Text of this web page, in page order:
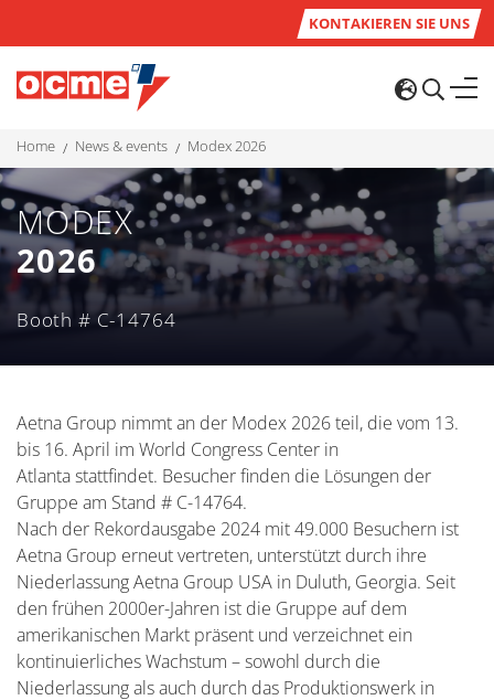
KONTAKIEREN SIE UNS
home news & events modex 2026
MODEX
2026
Booth # C-14764
Aetna Group nimmt an der Modex 2026 teil, die vom 13.
bis 16. April im World Congress Center in
Atlantastattfindet. Besucher finden die Lösungen der
Gruppe am Stand # C-14764.
Nach der Rekordausgabe 2024 mit 49.000 Besuchern ist
Aetna Group erneut vertreten, unterstützt durch ihre
Niederlassung Aetna Group USA in Duluth, Georgia. Seit
den frühen 2000er-Jahren ist die Gruppe auf dem
amerikanischen Markt präsent und verzeichnet ein
kontinuierliches Wachstum – sowohl durch die
Niederlassung als auch durch das Produktionswerk in